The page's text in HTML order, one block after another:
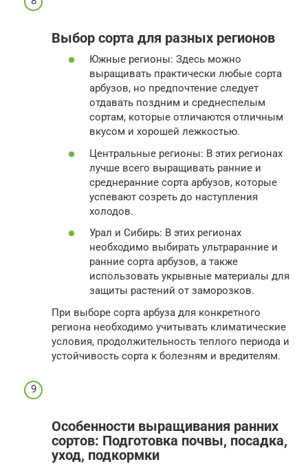
Выбор сорта для разных регионов
Южные регионы: Здесь можно
выращивать практически любые сорта
арбузов, но предпочтение следует
отдавать поздним и среднеспелым
сортам, которые отличаются отличным
вкусом и хорошей лежкостью.
Центральные регионы: В этих регионах
лучше всего выращивать ранние и
среднеранние сорта арбузов, которые
успевают созреть до наступления
холодов.
Урал и Сибирь: В этих регионах
необходимо выбирать ультраранние и
ранние сорта арбузов, а также
использовать укрывные материалы для
защиты растений от заморозков.
При выборе сорта арбуза для конкретного
региона необходимо учитывать климатические
условия, продолжительность теплого периода и
устойчивость сорта к болезням и вредителям.
Особенности выращивания ранних
сортов: Подготовка почвы, посадка,
уход, подкормки